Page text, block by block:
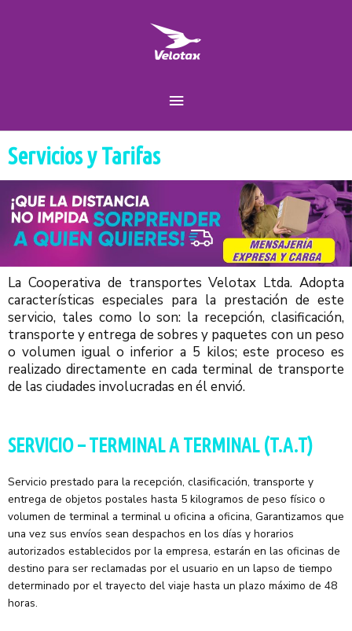
Menú
principal
Servicios y Tarifas
La Cooperativa de transportes Velotax Ltda. Adopta
características especiales para la prestación de este
servicio, tales como lo son: la recepción, clasificación,
transporte y entrega de sobres y paquetes con un peso
o volumen igual o inferior a 5 kilos; este proceso es
realizado directamente en cada terminal de transporte
de las ciudades involucradas en él envió.
SERVICIO – TERMINAL A TERMINAL (T.A.T)
Servicio prestado para la recepción, clasificación, transporte y
entrega de objetos postales hasta 5 kilogramos de peso físico o
volumen de terminal a terminal u oficina a oficina, Garantizamos que
una vez sus envíos sean despachos en los días y horarios
autorizados establecidos por la empresa, estarán en las oficinas de
destino para ser reclamadas por el usuario en un lapso de tiempo
determinado por el trayecto del viaje hasta un plazo máximo de 48
horas.